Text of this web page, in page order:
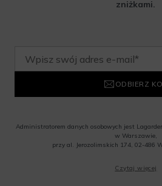
zniżkami.
ODBIERZ
Administratorem danych osobowych jest
w Warszawie,
przy al. Jerozolimskich 174, 02-486
o.o. informacji handlowych, w tymCzytaj więcej